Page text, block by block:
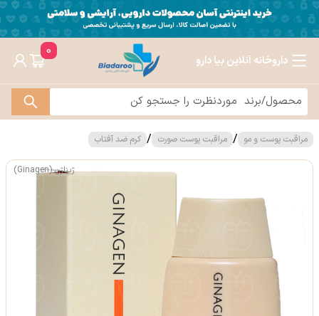
داروخانه آنلاین بیا دارو
0
مراقبت پوست و مو / مراقبت پوست صورت / کرم ضد آفتاب
ژیناژن (Ginagen)